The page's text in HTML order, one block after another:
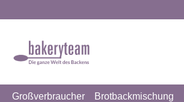
Großverbraucher Brotbackmischung